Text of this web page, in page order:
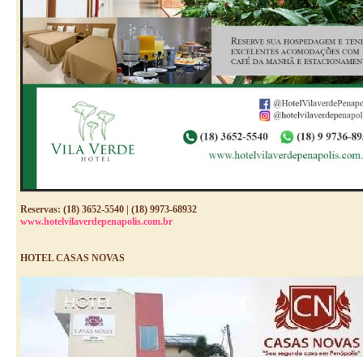
Reservas: (18) 3652-5540 | (18) 9973-68932
www.hotelvilaverdepenapolis.com.br
HOTEL CASAS NOVAS